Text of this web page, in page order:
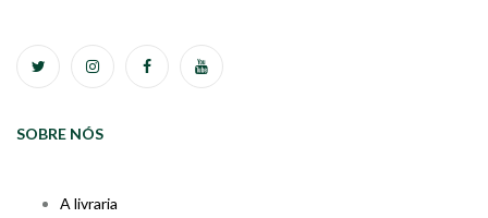
SOBRE NÓS
A livraria